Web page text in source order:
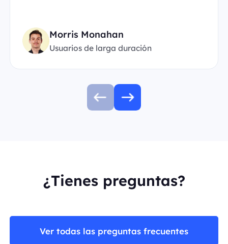
Morris Monahan
Usuarios de larga duración
¿Tienes preguntas?
Ver todas las preguntas frecuentes